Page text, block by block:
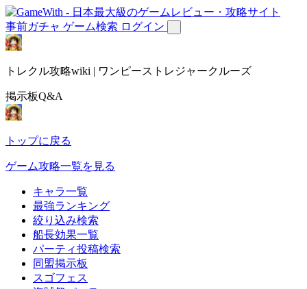
事前ガチャ ゲーム検索 ログイン
トレクル攻略wiki | ワンピーストレジャークルーズ
掲示板Q&A
トップに戻る
ゲーム攻略一覧を見る
キャラ一覧
最強ランキング
絞り込み検索
船長効果一覧
パーティ投稿検索
同盟掲示板
スゴフェス